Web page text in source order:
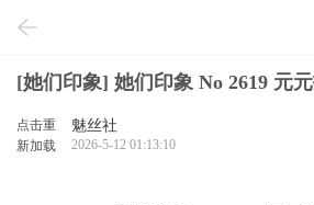
[她们印象] 她们印象 No 2619 元
点击重
新加载
魅丝社
2026-5-12 01:13:10